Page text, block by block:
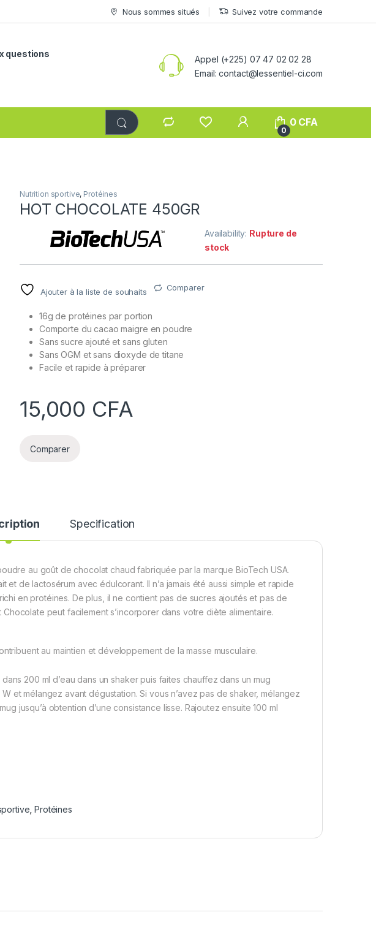
Nous sommes situés Suivez votre commande
questions
Appel (+225) 07 47 02 02 28
Email: contact@lessentiel-ci.com
0
0 CFA
Nutrition sportive, Protéines
HOT CHOCOLATE 450GR
Availability: Rupture de
stock
Ajouter à la liste de souhaits Comparer
16g de protéines par portion
Comporte du cacao maigre en poudre
Sans sucre ajouté et sans gluten
Sans OGM et sans dioxyde de titane
Facile et rapide à préparer
15,000 CFA
Comparer
Specification
au goût de chocolat chaud fabriquée par la marque BioTech USA.
de lactosérum avec édulcorant. Il n’a jamais été aussi simple et rapide
en protéines. De plus, il ne contient pas de sucres ajoutés et pas de
Chocolate peut facilement s’incorporer dans votre diète alimentaire.
au maintien et développement de la masse musculaire.
200 ml d’eau dans un shaker puis faites chauffez dans un mug
et mélangez avant dégustation. Si vous n’avez pas de shaker, mélangez
jusqu’à obtention d’une consistance lisse. Rajoutez ensuite 100 ml
,Protéines